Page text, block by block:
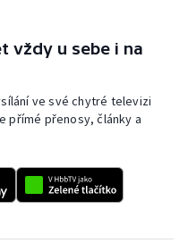
vždy u sebe i na
ve své chytré televizi
přímé přenosy, články a